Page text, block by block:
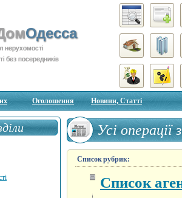
Одесса
нерухомості
без посередників
Оголошення Новини, Статті
Усі операції
Список рубрик:
Список